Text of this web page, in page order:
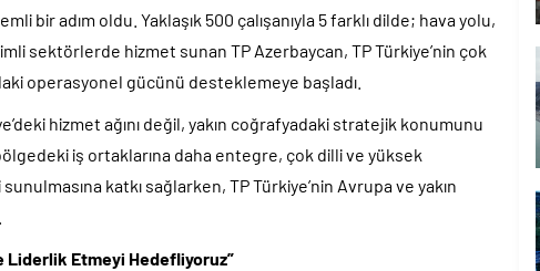
bir adım oldu. Yaklaşık 500 çalışanıyla 5 farklı dilde; hava yolu,
sektörlerde hizmet sunan TP Azerbaycan, TP Türkiye’nin çok
operasyonel gücünü desteklemeye başladı.
hizmet ağını değil, yakın coğrafyadaki stratejik konumunu
iş ortaklarına daha entegre, çok dilli ve yüksek
katkı sağlarken, TP Türkiye’nin Avrupa ve yakın
Liderlik Etmeyi Hedefliyoruz”